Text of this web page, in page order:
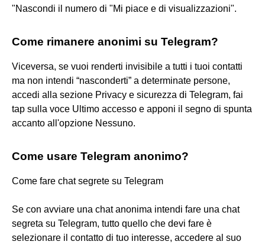
"Nascondi il numero di "Mi piace e di visualizzazioni".
Come rimanere anonimi su Telegram?
Viceversa, se vuoi renderti invisibile a tutti i tuoi contatti
ma non intendi “nasconderti” a determinate persone,
accedi alla sezione Privacy e sicurezza di Telegram, fai
tap sulla voce Ultimo accesso e apponi il segno di spunta
accanto all'opzione Nessuno.
Come usare Telegram anonimo?
Come fare chat segrete su Telegram
Se con avviare una chat anonima intendi fare una chat
segreta su Telegram, tutto quello che devi fare è
selezionare il contatto di tuo interesse, accedere al suo